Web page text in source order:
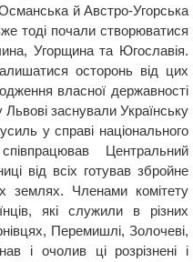
й Австро-Угорська
тоді почали створюватися
Угорщина та Югославія.
осторонь від цих
власної державності
заснували Українську
у справі національного
Центральний
від всіх готував збройне
землях. Членами комітету
які служили в різних
Перемишлі, Золочеві,
і очолив ці розрізнені і